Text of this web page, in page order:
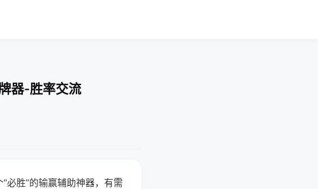
器-胜率交流
必胜”的输赢辅助神器，有需